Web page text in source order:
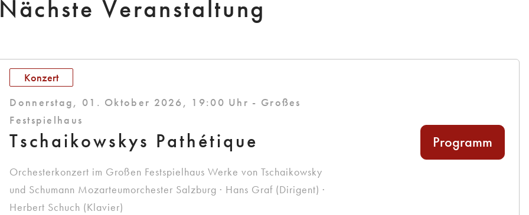
Nächste Veranstaltung
Konzert
Donnerstag, 01. Oktober 2026, 19:00 Uhr - Großes
Festspielhaus
Tschaikowskys Pathétique
Orchesterkonzert im Großen Festspielhaus Werke von Tschaikowsky
und Schumann Mozarteumorchester Salzburg · Hans Graf (Dirigent) ·
Herbert Schuch (Klavier)
Programm